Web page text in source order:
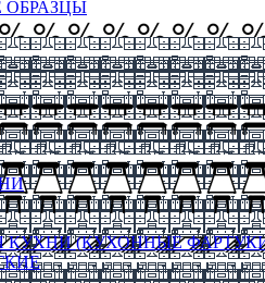
КУХНИ (КУХОННЫЕ